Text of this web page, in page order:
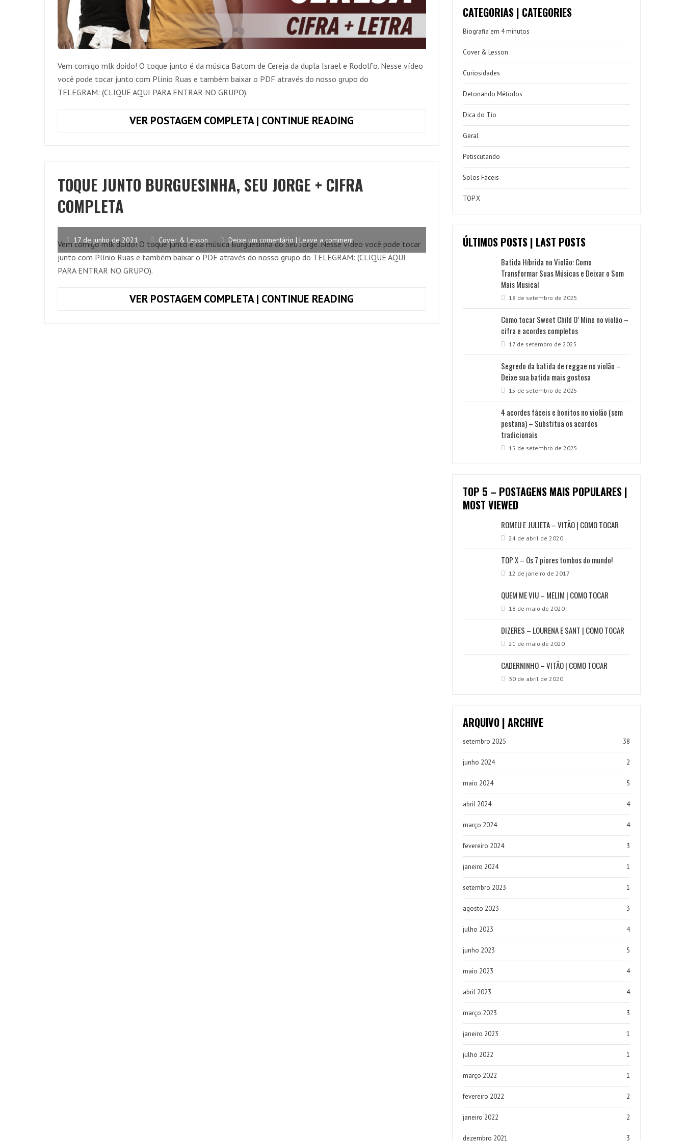
Vem comigo mlk doido! O toque junto é da música Batom de Cereja da dupla Israel e Rodolfo. Nesse vídeo
você pode tocar junto com Plínio Ruas e também baixar o PDF através do nosso grupo do
TELEGRAM: (CLIQUE AQUI PARA ENTRAR NO GRUPO).
VER POSTAGEM COMPLETA | CONTINUE READING
ISRAEL
(SIMPLIFICADA)
+
CIFRA
COMPLETA
TOQUE JUNTO BURGUESINHA, SEU JORGE + CIFRA
COMPLETA
17 de junho de 2021 Cover & Lesson Deixe um comentário | Leave a comment
Vem comigo mlk doido! O toque junto é da música Burguesinha do Seu Jorge. Nesse vídeo você pode tocar
junto com Plínio Ruas e também baixar o PDF através do nosso grupo do TELEGRAM: (CLIQUE AQUI
PARA ENTRAR NO GRUPO).
VER POSTAGEM COMPLETA | CONTINUE READING
CATEGORIAS | CATEGORIES
Biografia em 4 minutos
Cover & Lesson
Curiosidades
Detonando Métodos
Dica do Tio
Geral
Petiscutando
Solos Fáceis
TOP X
ÚLTIMOS POSTS | LAST POSTS
Batida Híbrida no Violão: Como
Transformar Suas Músicas e Deixar o Som
Mais Musical
18 de setembro de 2025
Como tocar Sweet Child O’ Mine no violão –
cifra e acordes completos
17 de setembro de 2025
Segredo da batida de reggae no violão –
Deixe sua batida mais gostosa
15 de setembro de 2025
4 acordes fáceis e bonitos no violão (sem
pestana) – Substitua os acordes
tradicionais
15 de setembro de 2025
TOP 5 – POSTAGENS MAIS POPULARES |
MOST VIEWED
ROMEU E JULIETA – VITÃO | COMO TOCAR
24 de abril de 2020
TOP X – Os 7 piores tombos do mundo!
12 de janeiro de 2017
QUEM ME VIU – MELIM | COMO TOCAR
18 de maio de 2020
DIZERES – LOURENA E SANT | COMO TOCAR
21 de maio de 2020
CADERNINHO – VITÃO | COMO TOCAR
30 de abril de 2020
ARQUIVO | ARCHIVE
setembro 2025 38
junho 2024 2
maio 2024 5
abril 2024 4
março 2024 4
fevereiro 2024 3
janeiro 2024 1
setembro 2023 1
agosto 2023 3
julho 2023 4
junho 2023 5
maio 2023 4
abril 2023 4
março 2023 3
janeiro 2023 1
julho 2022 1
março 2022 1
fevereiro 2022 2
janeiro 2022 2
dezembro 2021 3